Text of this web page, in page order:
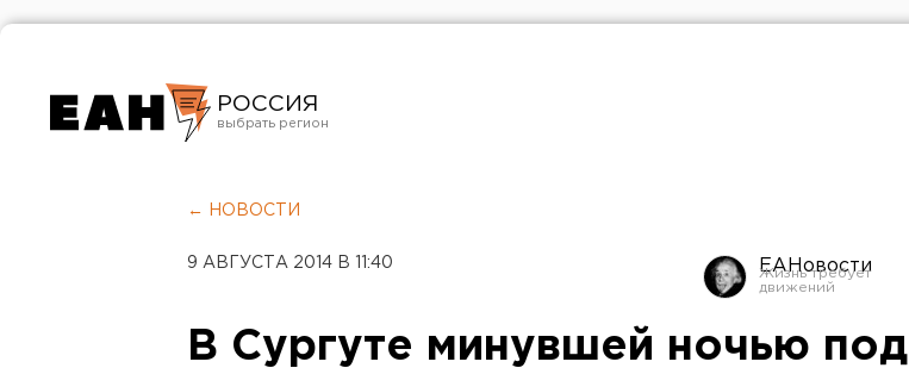
РОССИЯ
Челябинск
← НОВОСТИ
9 АВГУСТА 2014 В 11:40 ЕАНовости
В Сургуте минувшей ночью под